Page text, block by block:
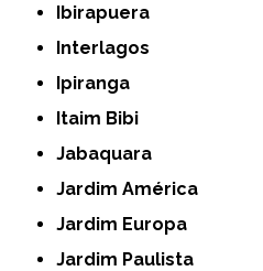
Ibirapuera
Interlagos
Ipiranga
Itaim Bibi
Jabaquara
Jardim América
Jardim Europa
Jardim Paulista